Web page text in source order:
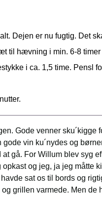
Dejen er nu fugtig. Det
til hævning i min. 6-8
i ca. 1,5 time. Pensl
Gode venner sku´kigge
vin ku´nydes og
gå. For Willum blev syg
og jeg, ja jeg måtte
sat os til bords og
grillen varmede. Men de